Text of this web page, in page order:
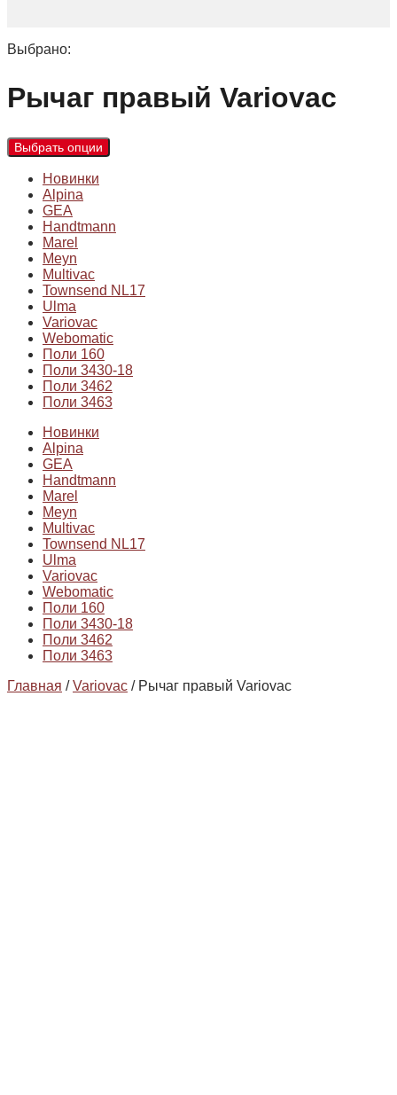
Выбрано:
Рычаг правый Variovac
Выбрать опции
Новинки
Alpina
GEA
Handtmann
Marel
Meyn
Multivac
Townsend NL17
Ulma
Variovac
Webomatic
Поли 160
Поли 3430-18
Поли 3462
Поли 3463
Новинки
Alpina
GEA
Handtmann
Marel
Meyn
Multivac
Townsend NL17
Ulma
Variovac
Webomatic
Поли 160
Поли 3430-18
Поли 3462
Поли 3463
Главная /Variovac / Рычаг правый Variovac